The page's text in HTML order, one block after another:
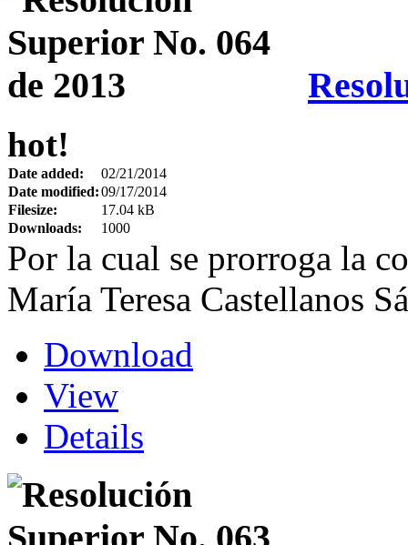
hot!
Date added:
02/21/2014
Date modified:09/17/2014
Filesize:
17.04 kB
Downloads:
1000
Por la cual se prorroga la
María Teresa Castellanos
Download
View
Details